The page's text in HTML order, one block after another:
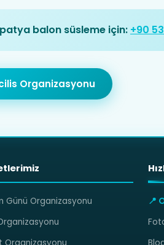
balon süsleme için: +90
Organizasyonu
Günü Organizasyonu
📍